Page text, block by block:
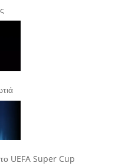
UEFA Super Cup